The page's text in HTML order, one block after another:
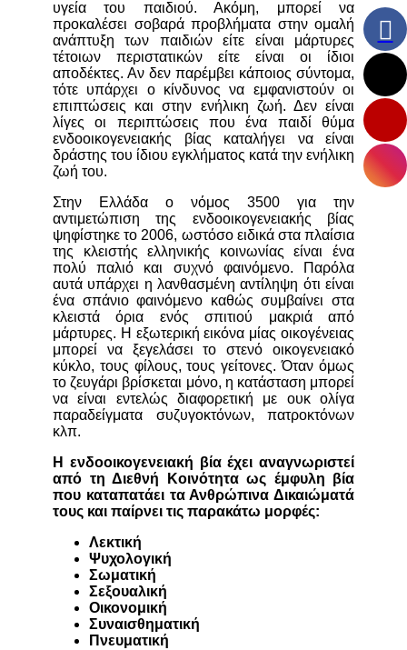
υγεία του παιδιού. Ακόμη, μπορεί να
προκαλέσει σοβαρά προβλήματα στην ομαλή
ανάπτυξη των παιδιών είτε είναι μάρτυρες
τέτοιων περιστατικών είτε είναι οι ίδιοι
αποδέκτες. Αν δεν παρέμβει κάποιος σύντομα,
τότε υπάρχει ο κίνδυνος να εμφανιστούν οι
επιπτώσεις και στην ενήλικη ζωή. Δεν είναι
λίγες οι περιπτώσεις που ένα παιδί θύμα
ενδοοικογενειακής βίας καταλήγει να είναι
δράστης του ίδιου εγκλήματος κατά την ενήλικη
ζωή του.
Στην Ελλάδα ο νόμος 3500 για την
αντιμετώπιση της ενδοοικογενειακής βίας
ψηφίστηκε το 2006, ωστόσο ειδικά στα πλαίσια
της κλειστής ελληνικής κοινωνίας είναι ένα
πολύ παλιό και συχνό φαινόμενο. Παρόλα
αυτά υπάρχει η λανθασμένη αντίληψη ότι είναι
ένα σπάνιο φαινόμενο καθώς συμβαίνει στα
κλειστά όρια ενός σπιτιού μακριά από
μάρτυρες. Η εξωτερική εικόνα μίας οικογένειας
μπορεί να ξεγελάσει το στενό οικογενειακό
κύκλο, τους φίλους, τους γείτονες. Όταν όμως
το ζευγάρι βρίσκεται μόνο, η κατάσταση μπορεί
να είναι εντελώς διαφορετική με ουκ ολίγα
παραδείγματα συζυγοκτόνων, πατροκτόνων
κλπ.
Η ενδοοικογενειακή βία έχει αναγνωριστεί
από τη Διεθνή Κοινότητα ως έμφυλη βία
που καταπατάει τα Ανθρώπινα Δικαιώματά
τους και παίρνει τις παρακάτω μορφές:
Λεκτική
Ψυχολογική
Σωματική
Σεξουαλική
Οικονομική
Συναισθηματική
Πνευματική